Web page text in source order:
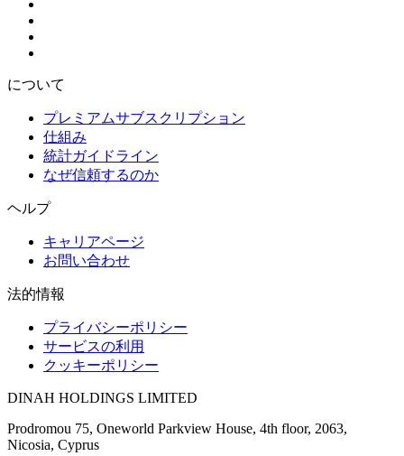
について
プレミアムサブスクリプション
仕組み
統計ガイドライン
なぜ信頼するのか
ヘルプ
キャリアページ
お問い合わせ
法的情報
プライバシーポリシー
サービスの利用
クッキーポリシー
DINAH HOLDINGS LIMITED
Prodromou 75, Oneworld Parkview House, 4th floor, 2063,
Nicosia, Cyprus